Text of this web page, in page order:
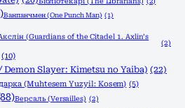
Ванпанчмен (One Punch Man) (1)
(Guardians of the Citadel 1. Axlin’s
(2)
(10)
Demon Slayer: Kimetsu no Yaiba) (22)
(Muhtesem Yuzyil: Kosem) (5)
Версаль (Versailles) (2)